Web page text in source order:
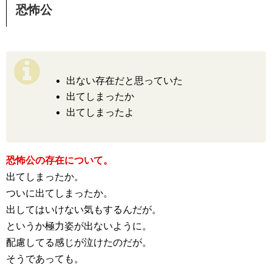
恐怖公
出ない存在だと思っていた
出てしまったか
出てしまったよ
恐怖公の存在について。
出てしまったか。
ついに出てしまったか。
出してはいけない気もするんだが。
というか極力姿が出ないように。
配慮してる感じが泣けたのだが。
そうであっても。